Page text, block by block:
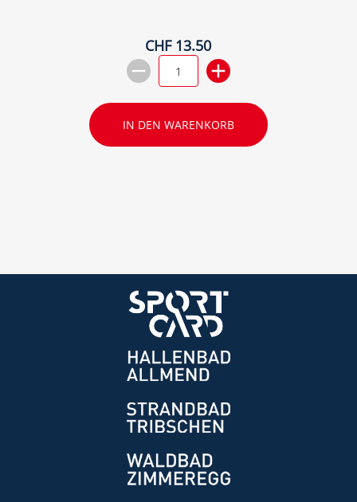
CHF 13.50
IN DEN WARENKORB